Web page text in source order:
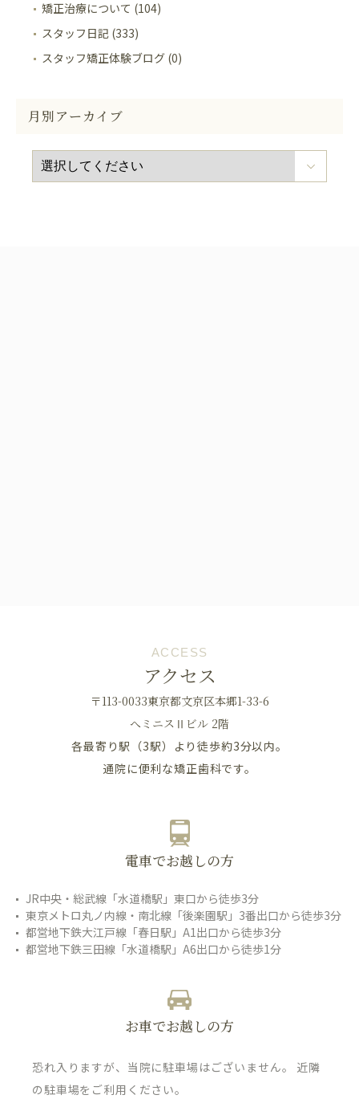
矯正治療について (104)
スタッフ日記 (333)
スタッフ矯正体験ブログ (0)
月別アーカイブ
ACCESS
アクセス
〒113-0033東京都文京区本郷1-33-6
へミニスⅡビル 2階
各最寄り駅（3駅）より徒歩約3分以内。
通院に便利な矯正歯科です。
電車でお越しの方
JR中央・総武線「水道橋駅」東口から徒歩3分
東京メトロ丸ノ内線・南北線「後楽園駅」3番出口から徒歩3分
都営地下鉄大江戸線「春日駅」A1出口から徒歩3分
都営地下鉄三田線「水道橋駅」A6出口から徒歩1分
お車でお越しの方
恐れ入りますが、当院に駐車場はございません。 近隣
の駐車場をご利用ください。